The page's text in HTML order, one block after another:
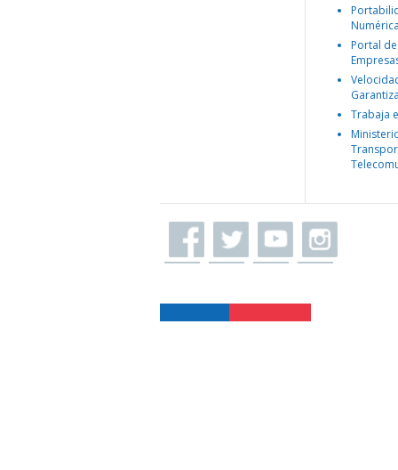
Portal
Trabaja